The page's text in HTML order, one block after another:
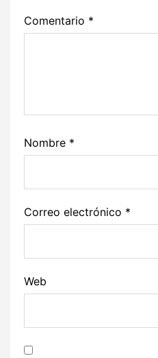
Comentario *
Nombre *
Correo electrónico *
Web